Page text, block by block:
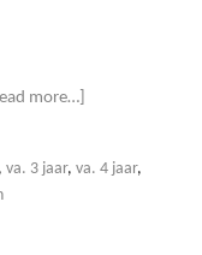
more…]
va. 3 jaar, va. 4 jaar,